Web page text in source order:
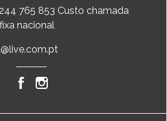
244 765 853 Custo chamada
nacional